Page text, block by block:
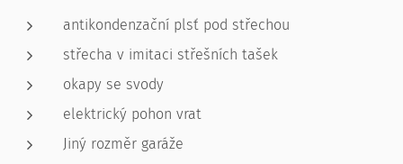
antikondenzační plsť pod střechou
střecha v imitaci střešních tašek
okapy se svody
elektrický pohon vrat
Jiný rozměr garáže